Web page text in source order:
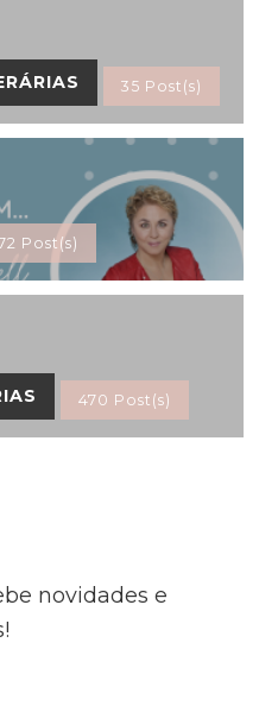
35 Post(s)
Post(s)
470 Post(s)
novidades e